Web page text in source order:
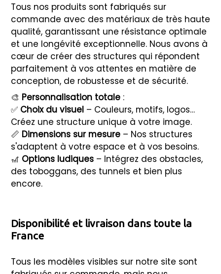
Tous nos produits sont fabriqués sur
commande avec des matériaux de très haute
qualité, garantissant une résistance optimale
et une longévité exceptionnelle. Nous avons à
cœur de créer des structures qui répondent
parfaitement à vos attentes en matière de
conception, de robustesse et de sécurité.
🎨 Personnalisation totale :
✅ Choix du visuel – Couleurs, motifs, logos…
Créez une structure unique à votre image.
📏 Dimensions sur mesure – Nos structures
s'adaptent à votre espace et à vos besoins.
🎢 Options ludiques – Intégrez des obstacles,
des toboggans, des tunnels et bien plus
encore.
Disponibilité et livraison dans toute la
France
Tous les modèles visibles sur notre site sont